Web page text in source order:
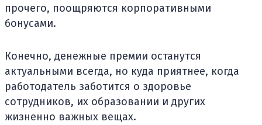
прочего, поощряются корпоративными
бонусами.
Конечно, денежные премии останутся
актуальными всегда, но куда приятнее, когда
работодатель заботится о здоровье
сотрудников, их образовании и других
жизненно важных вещах.